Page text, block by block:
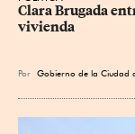
Clara Brugada
vivienda
Por Gobierno de la Ciudad